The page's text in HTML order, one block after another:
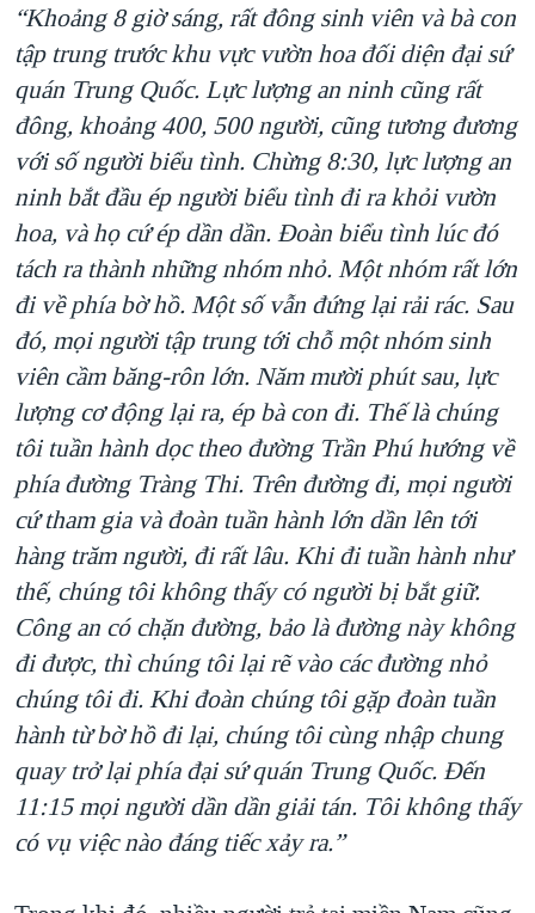
“Khoảng 8 giờ sáng, rất đông sinh viên và bà con
tập trung trước khu vực vườn hoa đối diện đại sứ
quán Trung Quốc. Lực lượng an ninh cũng rất
đông, khoảng 400, 500 người, cũng tương đương
với số người biểu tình. Chừng 8:30, lực lượng an
ninh bắt đầu ép người biểu tình đi ra khỏi vườn
hoa, và họ cứ ép dần dần. Đoàn biểu tình lúc đó
tách ra thành những nhóm nhỏ. Một nhóm rất lớn
đi về phía bờ hồ. Một số vẫn đứng lại rải rác. Sau
đó, mọi người tập trung tới chỗ một nhóm sinh
viên cầm băng-rôn lớn. Năm mười phút sau, lực
lượng cơ động lại ra, ép bà con đi. Thế là chúng
tôi tuần hành dọc theo đường Trần Phú hướng về
phía đường Tràng Thi. Trên đường đi, mọi người
cứ tham gia và đoàn tuần hành lớn dần lên tới
hàng trăm người, đi rất lâu. Khi đi tuần hành như
thế, chúng tôi không thấy có người bị bắt giữ.
Công an có chặn đường, bảo là đường này không
đi được, thì chúng tôi lại rẽ vào các đường nhỏ
chúng tôi đi. Khi đoàn chúng tôi gặp đoàn tuần
hành từ bờ hồ đi lại, chúng tôi cùng nhập chung
quay trở lại phía đại sứ quán Trung Quốc. Đến
11:15 mọi người dần dần giải tán. Tôi không thấy
có vụ việc nào đáng tiếc xảy ra.”